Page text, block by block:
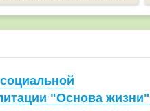
"Основа жизни"